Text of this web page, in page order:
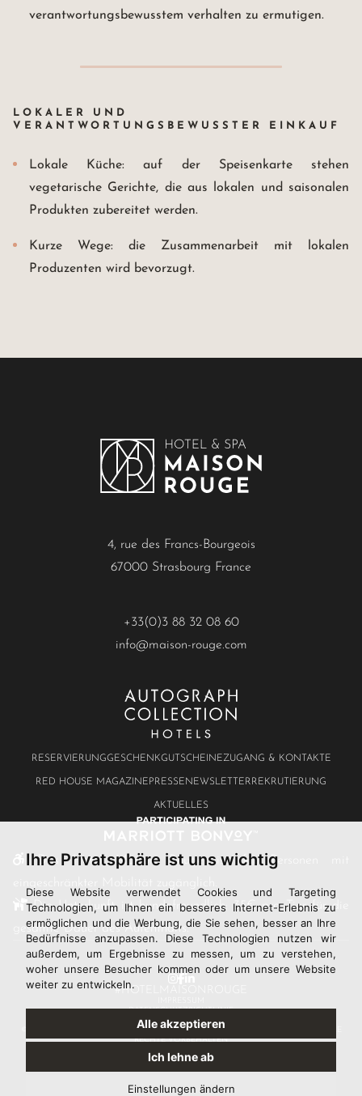
Ihre Privatsphäre ist uns wichtig
Diese Website verwendet Cookies und Targeting
Technologien, um Ihnen ein besseres Internet-Erlebnis zu
ermöglichen und die Werbung, die Sie sehen, besser an Ihre
Bedürfnisse anzupassen. Diese Technologien nutzen wir
außerdem, um Ergebnisse zu messen, um zu verstehen,
woher unsere Besucher kommen oder um unsere Website
weiter zu entwickeln.
Alle akzeptieren
Ich lehne ab
Einstellungen ändern
verantwortungsbewusstem verhalten zu ermutigen.
LOKALER UND
VERANTWORTUNGSBEWUSSTER EINKAUF
Lokale Küche: auf der Speisenkarte stehen
vegetarische Gerichte, die aus lokalen und saisonalen
Produkten zubereitet werden.
Kurze Wege: die Zusammenarbeit mit lokalen
Produzenten wird bevorzugt.
4, rue des Francs-Bourgeois
67000 Strasbourg France
+33(0)3 88 32 08 60
info@maison-rouge.com
RESERVIERUNGGESCHENKGUTSCHEINEZUGANG & KONTAKTE
RED HOUSE MAGAZINE PRESSE NEWSLETTER REKRUTIERUNG
AKTUELLES
Das Hotel Maison Rouge ist für Personen mit
Die Unterkunft ist hundefreundlich: 35€ pro Tier für die
gesamte Dauer des Aufenthalts.
DATENSCHUTZRICHTLINIE
COOKIE-EINSTELLUNGEN
© MAISON ROUGE STRASBOURG HOTEL & SPA, AUTOGRAPH COLLECTION, ALLE
RECHTE VORBEHALTEN
#HOTELMAISONROUGE